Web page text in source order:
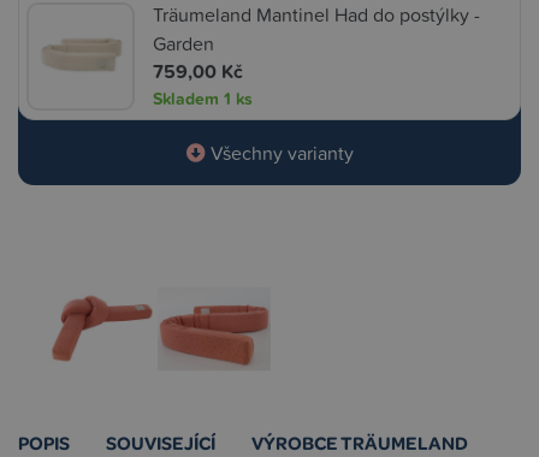
Träumeland Mantinel Had do postýlky -
Garden
759,00 Kč
Skladem 1 ks
Všechny varianty
POPIS SOUVISEJÍCÍ VÝROBCE TRÄUMELAND